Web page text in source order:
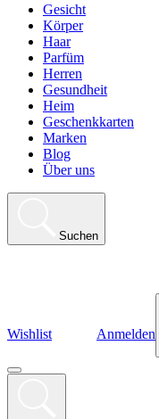
Gesicht
Körper
Haar
Parfüm
Herren
Gesundheit
Heim
Geschenkkarten
Marken
Blog
Über uns
Suchen
Wishlist Anmelden